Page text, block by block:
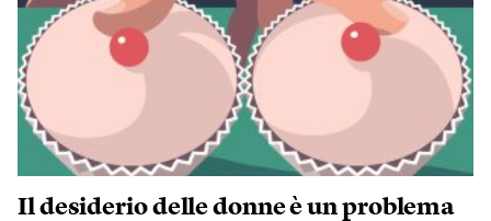
Il desiderio delle donne è un problema